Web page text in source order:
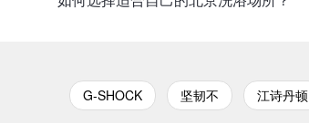
G-SHOCK 坚韧不 江诗丹顿